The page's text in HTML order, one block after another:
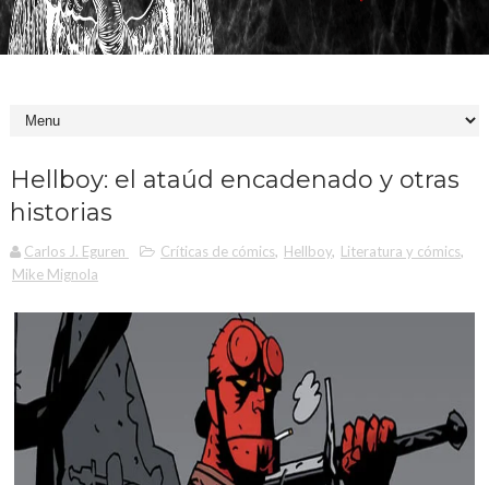
Hellboy: el ataúd encadenado y otras
historias
Carlos J. Eguren Críticas de cómics, Hellboy, Literatura y cómics,
Mike Mignola